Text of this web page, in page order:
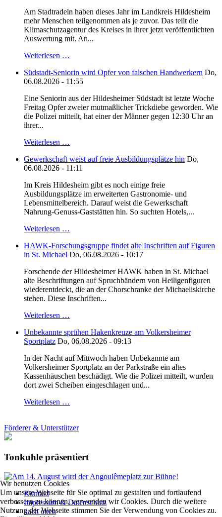
Am Stadtradeln haben dieses Jahr im Landkreis Hildesheim
mehr Menschen teilgenommen als je zuvor. Das teilt die
Klimaschutzagentur des Kreises in ihrer jetzt veröffentlichten
Auswertung mit. An...
Weiterlesen …
Südstadt-Seniorin wird Opfer von falschen Handwerkern Do,
06.08.2026 - 11:55
Eine Seniorin aus der Hildesheimer Südstadt ist letzte Woche
Freitag Opfer zweier mutmaßlicher Trickdiebe geworden. Wie
die Polizei mitteilt, hat einer der Männer gegen 12:30 Uhr an
ihrer...
Weiterlesen …
Gewerkschaft weist auf freie Ausbildungsplätze hin Do,
06.08.2026 - 11:11
Im Kreis Hildesheim gibt es noch einige freie
Ausbildungsplätze im erweiterten Gastronomie- und
Lebensmittelbereich. Darauf weist die Gewerkschaft
Nahrung-Genuss-Gaststätten hin. So suchten Hotels,...
Weiterlesen …
HAWK-Forschungsgruppe findet alte Inschriften auf Figuren
in St. Michael Do, 06.08.2026 - 10:17
Forschende der Hildesheimer HAWK haben in St. Michael
alte Beschriftungen auf Spruchbändern von Heiligenfiguren
wiederentdeckt, die an der Chorschranke der Michaeliskirche
stehen. Diese Inschriften...
Weiterlesen …
Unbekannte sprühen Hakenkreuze am Volkersheimer
Sportplatz Do, 06.08.2026 - 09:13
In der Nacht auf Mittwoch haben Unbekannte am
Volkersheimer Sportplatz an der Parkstraße ein altes
Kassenhäuschen beschädigt. Wie die Polizei mitteilt, wurden
dort zwei Scheiben eingeschlagen und...
Weiterlesen …
Förderer & Unterstützer
Tonkuhle präsentiert
Kontakt
Impressum & Datenschutz
nach oben
Wir benutzen Cookies
Um unsere Webseite für Sie optimal zu gestalten und fortlaufend
verbessern zu können, verwenden wir Cookies. Durch die weitere
Nutzung der Webseite stimmen Sie der Verwendung von Cookies zu.